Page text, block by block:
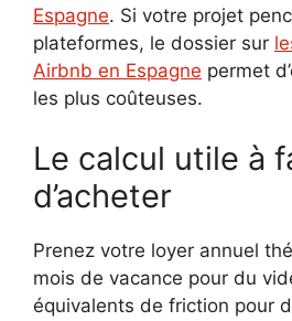
Espagne. Si votre projet
plateformes, le dossier sur
Airbnb en Espagne permet
les plus coûteuses.
Le calcul utile à faire avant
d’acheter
Prenez votre loyer annuel
mois de vacance pour du
équivalents de friction pour